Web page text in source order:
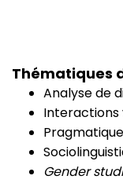
Thématiques
Analyse de
Interactions
Pragmatique
Gender